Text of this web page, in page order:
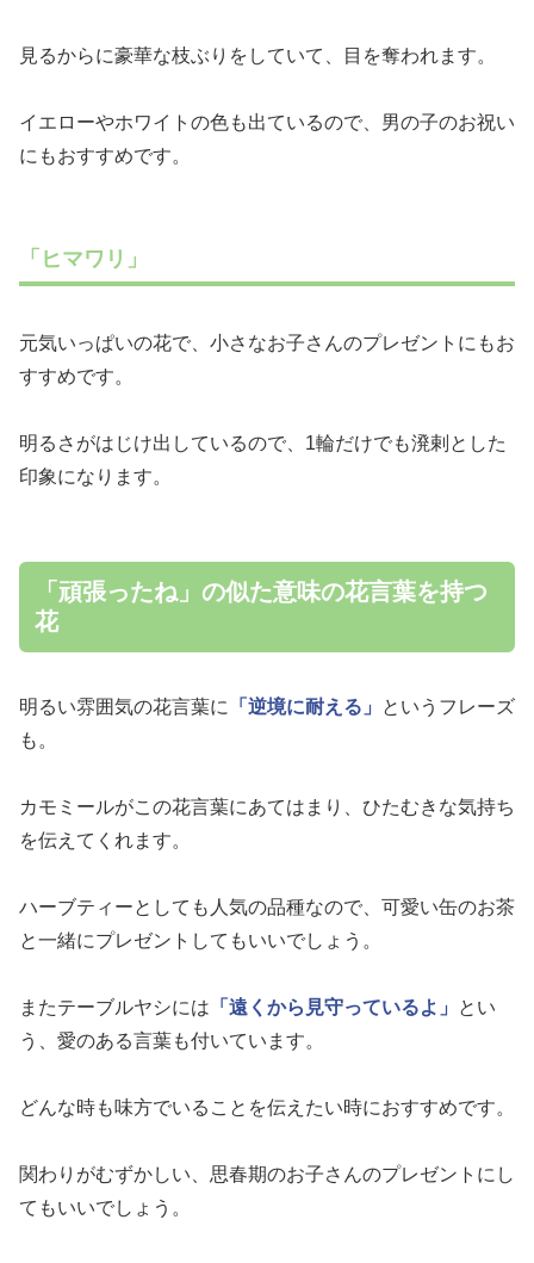
見るからに豪華な枝ぶりをしていて、目を奪われます。
イエローやホワイトの色も出ているので、男の子のお祝い
にもおすすめです。
「ヒマワリ」
元気いっぱいの花で、小さなお子さんのプレゼントにもお
すすめです。
明るさがはじけ出しているので、1輪だけでも溌剌とした
印象になります。
「頑張ったね」の似た意味の花言葉を持つ
花
明るい雰囲気の花言葉に 「逆境に耐える」
というフレーズ
も。
カモミールがこの花言葉にあてはまり、ひたむきな気持ち
を伝えてくれます。
ハーブティーとしても人気の品種なので、可愛い缶のお茶
と一緒にプレゼントしてもいいでしょう。
またテーブルヤシには 「遠くから見守っているよ」
とい
う、愛のある言葉も付いています。
どんな時も味方でいることを伝えたい時におすすめです。
関わりがむずかしい、思春期のお子さんのプレゼントにし
てもいいでしょう。